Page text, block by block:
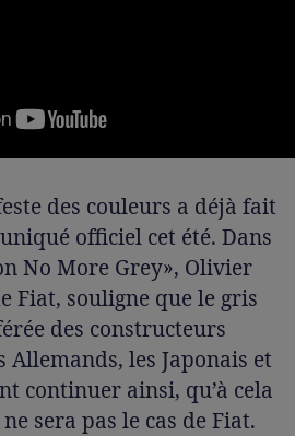
des couleurs a déjà fait
officiel cet été. Dans
No More Grey», Olivier
Fiat, souligne que le gris
des constructeurs
Allemands, les Japonais et
continuer ainsi, qu’à cela
sera pas le cas de Fiat.